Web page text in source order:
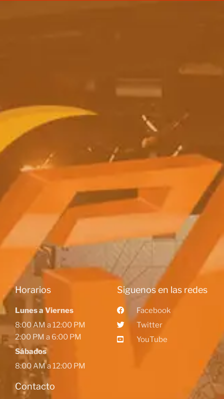
Horarios
Lunes a Viernes
8:00 AM a 12:00 PM
2:00 PM a 6:00 PM
Sábados
8:00 AM a 12:00 PM
Contacto
Siguenos en las redes
Facebook
Twitter
YouTube